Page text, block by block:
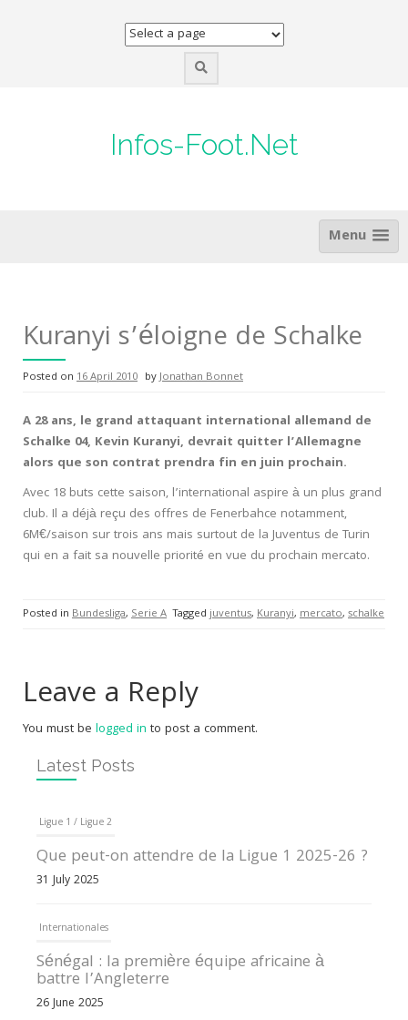
Infos-Foot.Net
Menu
Kuranyi s’éloigne de Schalke
Posted on 16 April 2010 byJonathan Bonnet
A 28 ans, le grand attaquant international allemand de
Schalke 04, Kevin Kuranyi, devrait quitter l’Allemagne
alors que son contrat prendra fin en juin prochain.
Avec 18 buts cette saison, l’international aspire à un plus grand
club. Il a déjà reçu des offres de Fenerbahce notamment,
6M€/saison sur trois ans mais surtout de la Juventus de Turin
qui en a fait sa nouvelle priorité en vue du prochain mercato.
Posted in Bundesliga, Serie A Taggedjuventus, Kuranyi, mercato, schalke
Leave a Reply
You must be logged in to post a comment.
Latest Posts
Ligue 1 / Ligue 2
Que peut-on attendre de la Ligue 1 2025-26 ?
31 July 2025
Internationales
Sénégal : la première équipe africaine à
battre l’Angleterre
26 June 2025